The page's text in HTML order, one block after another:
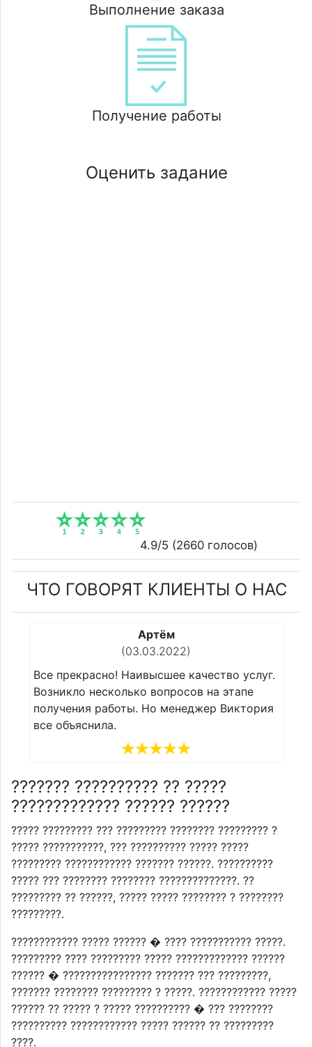
Выполнение заказа
Получение работы
Оценить задание
4.9/5 (2660голосов)
ЧТО ГОВОРЯТ КЛИЕНТЫ О НАС
услуг.
Сергей
(22.02.2022)
Все прекрасно! Наивысшее качество услуг.
Возникло несколько вопросов на этапе
получения работы. Но менеджер Виктория
все объяснила.
??????? ?????????? ?? ?????
????????????? ?????? ??????
????? ????????? ??? ????????? ???????? ????????? ?
????? ???????????, ??? ?????????? ????? ?????
????????? ???????????? ??????? ??????. ??????????
????? ??? ???????? ???????? ??????????????. ??
????????? ?? ??????, ????? ????? ???????? ? ????????
?????????.
???????????? ????? ?????? � ???? ??????????? ?????.
????????? ???? ????????? ????? ????????????? ??????
?????? � ???????????????? ??????? ??? ?????????,
??????? ???????? ????????? ? ?????. ???????????? ?????
?????? ?? ????? ? ????? ?????????? � ??? ????????
?????????? ???????????? ????? ?????? ?? ?????????
????.